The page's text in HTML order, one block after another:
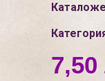
7,50